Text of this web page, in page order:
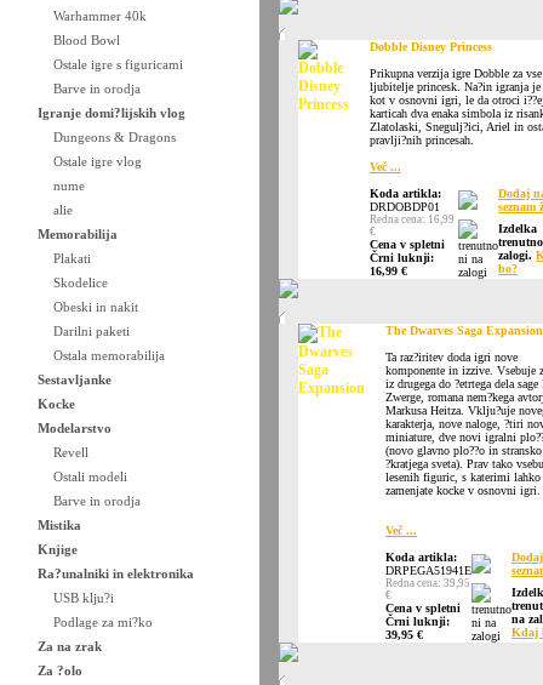
Warhammer 40k
Blood Bowl
Ostale igre s figuricami
Barve in orodja
Igranje domi?lijskih vlog
Dungeons & Dragons
Ostale igre vlog
nume
alie
Memorabilija
Plakati
Skodelice
Obeski in nakit
Darilni paketi
Ostala memorabilija
Sestavljanke
Kocke
Modelarstvo
Revell
Ostali modeli
Barve in orodja
Mistika
Knjige
Ra?unalniki in elektronika
USB klju?i
Podlage za mi?ko
Za na zrak
Za ?olo
Dobble Disney Princess
Prikupna verzija igre Dobble za vse
ljubitelje princesk. Na?in igranja je
kot v osnovni igri, le da otroci
karticah dva enaka simbola iz
Zlatolaski, Snegulj?ici, Ariel in
pravlji?nih princesah.
Več ...
Koda artikla:
DRDOBDP01
Redna cena: 16,99
€
Cena v spletni
Črni luknji:
16,99 €
Dodaj
seznam
Izdelka
zalogi.
bo?
The Dwarves Saga Expansion
Ta raz?iritev doda igri nove
komponente in izzive. Vsebuje
iz drugega do ?etrtega dela sage
Zwerge, romana nem?kega
Markusa Heitza. Vklju?uje
karakterja, nove naloge, ?tiri
miniature, dve novi igralni
(novo glavno plo??o in
?kratjega sveta). Prav tako
lesenih figuric, s katerimi lahko
zamenjate kocke v osnovni igri.
Več ...
Koda artikla:
DRPEGA51941E
Redna cena: 39,95
€
Cena v spletni
Črni luknji:
39,95 €
na
Kdaj